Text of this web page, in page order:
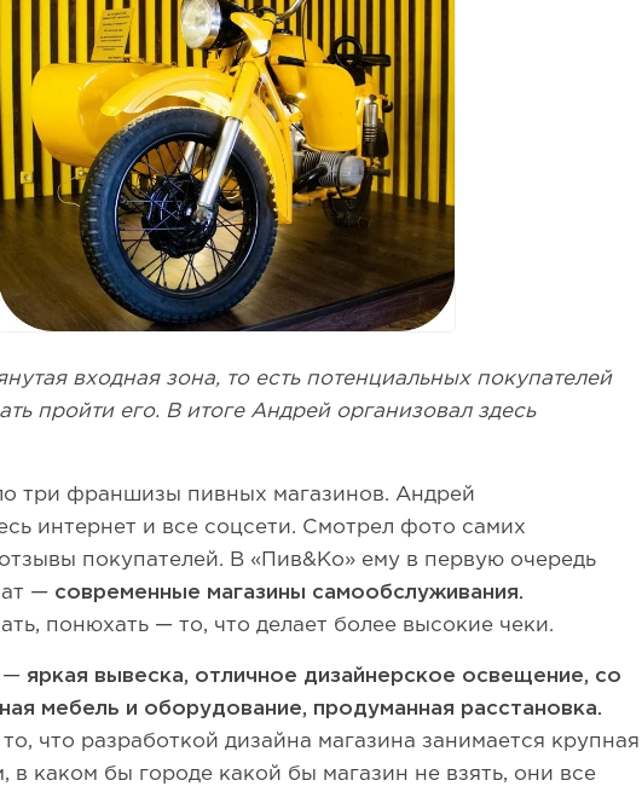
входная зона, то есть потенциальных покупателей
пройти его. В итоге Андрей организовал здесь
три франшизы пивных магазинов. Андрей
интернет и все соцсети. Смотрел фото самих
покупателей. В «Пив&Ко» ему в первую очередь
— современные магазины самообслуживания.
понюхать — то, что делает более высокие чеки.
— яркая вывеска, отличное дизайнерское освещение, со
мебель и оборудование, продуманная расстановка.
что разработкой дизайна магазина занимается крупная
в каком бы городе какой бы магазин не взять, они все